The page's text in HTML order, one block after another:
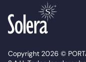
Copyright 2026 ©